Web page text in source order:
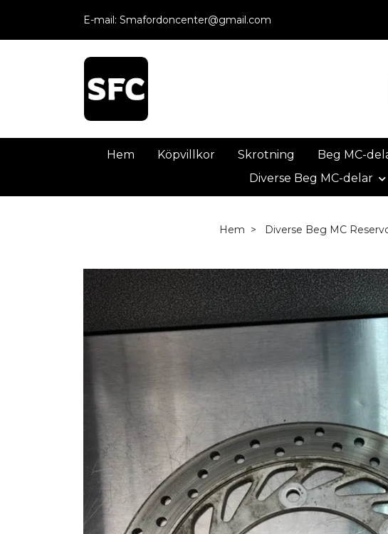
E-mail: Smafordoncenter@gmail.com
Hem Köpvillkor Skrotning Beg MC-
Diverse Beg MC-delar
Hem Diverse Beg MC